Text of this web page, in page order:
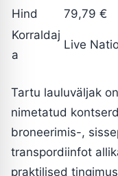
Hind
79,79 €
Korraldaj
a
Live
Tartu lauluväljak
nimetatud
broneerimis-,
transpordiinfot
praktilised